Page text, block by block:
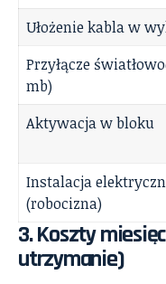
Ułożenie kabla w
Przyłącze
mb)
Aktywacja w bloku
Instalacja
(robocizna)
3. Koszty
utrzymanie)